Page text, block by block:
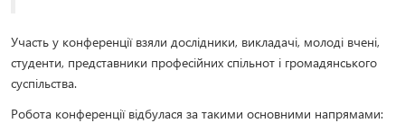
Участь у конференції взяли дослідники, викладачі, молоді вчені,
студенти, представники професійних спільнот і громадянського
суспільства.
Робота конференції відбулася за такими основними напрямами: